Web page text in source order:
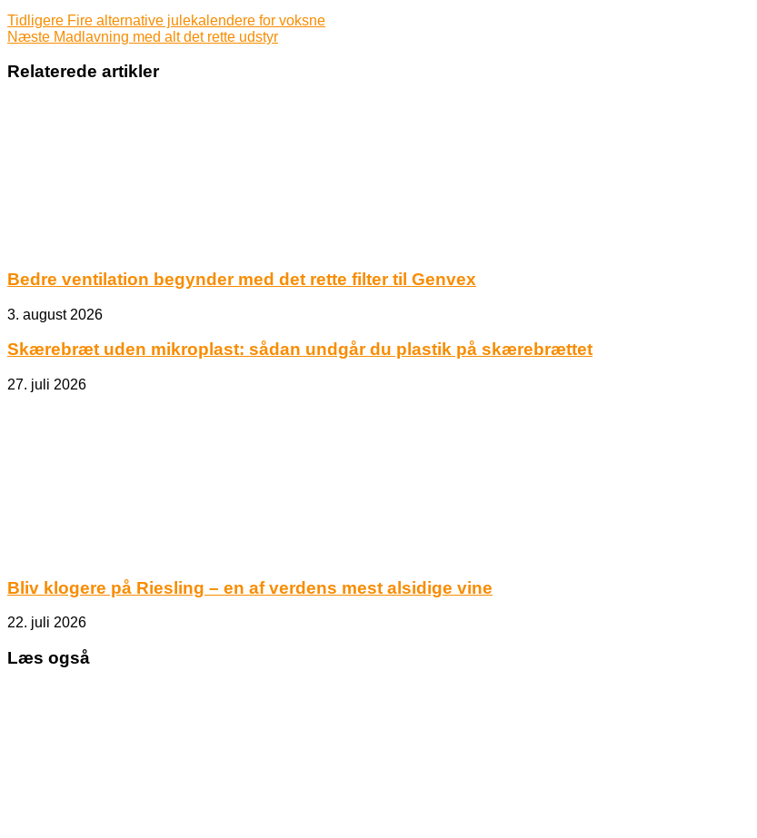
Tidligere Fire alternative julekalendere for voksne
Næste Madlavning med alt det rette udstyr
Relaterede artikler
Bedre ventilation begynder med det rette filter til Genvex
3. august 2026
Skærebræt uden mikroplast: sådan undgår du plastik på skærebrættet
27. juli 2026
Bliv klogere på Riesling – en af verdens mest alsidige vine
22. juli 2026
Læs også